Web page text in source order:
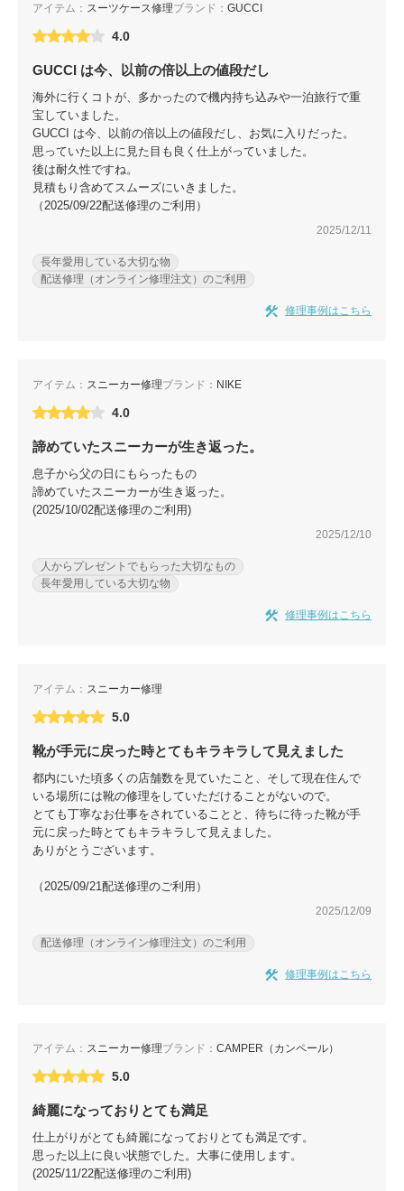
アイテム： スーツケース修理ブランド： GUCCI
4.0
GUCCI は今、以前の倍以上の値段だし
海外に行くコトが、多かったので機内持ち込みや一泊旅行で重
宝していました。
GUCCI は今、以前の倍以上の値段だし、お気に入りだった。
思っていた以上に見た目も良く仕上がっていました。
後は耐久性ですね。
見積もり含めてスムーズにいきました。
（2025/09/22配送修理のご利用）
2025/12/11
長年愛用している大切な物
配送修理（オンライン修理注文）のご利用
修理事例はこちら
アイテム： スニーカー修理ブランド： NIKE
4.0
諦めていたスニーカーが生き返った。
息子から父の日にもらったもの
諦めていたスニーカーが生き返った。
(2025/10/02配送修理のご利用)
2025/12/10
人からプレゼントでもらった大切なもの
長年愛用している大切な物
修理事例はこちら
アイテム： スニーカー修理
5.0
靴が手元に戻った時とてもキラキラして見えました
都内にいた頃多くの店舗数を見ていたこと、そして現在住んで
いる場所には靴の修理をしていただけることがないので。
とても丁寧なお仕事をされていることと、待ちに待った靴が手
元に戻った時とてもキラキラして見えました。
ありがとうございます。
（2025/09/21配送修理のご利用）
2025/12/09
配送修理（オンライン修理注文）のご利用
修理事例はこちら
アイテム： スニーカー修理ブランド： CAMPER（カンペール）
5.0
綺麗になっておりとても満足
仕上がりがとても綺麗になっておりとても満足です。
思った以上に良い状態でした。大事に使用します。
(2025/11/22配送修理のご利用)